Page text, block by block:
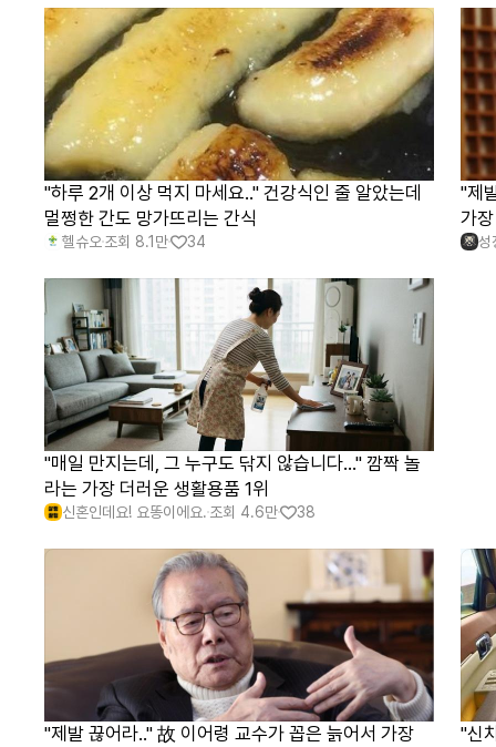
"하루 2개 이상 먹지 마세요.." 건강식인 줄 알았는데
멀쩡한 간도 망가뜨리는 간식
헬슈오조회 8.1만 34
"제
가
성
"매일 만지는데, 그 누구도 닦지 않습니다..." 깜짝 놀
라는 가장 더러운 생활용품 1위
신혼인데요! 요똥이에요. 조회 4.6만 38
"제발 끊어라.." 故 이어령 교수가 꼽은 늙어서 가장
"신